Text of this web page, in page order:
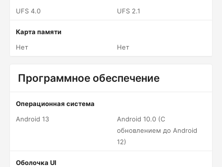
UFS 4.0
UFS 2.1
Карта памяти
Нет
Нет
Программное обеспечение
Операционная система
Android 13
Android 10.0 (С
обновлением до Android
12)
Оболочка UI